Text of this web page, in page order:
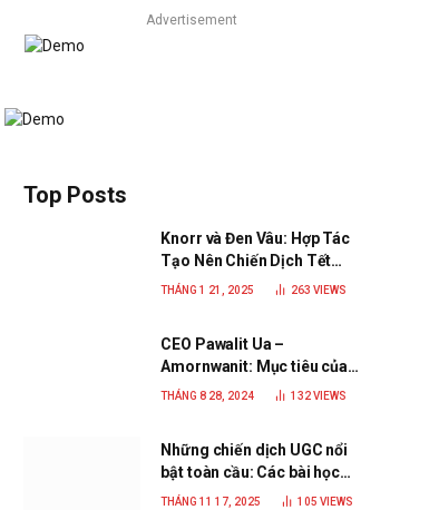
Advertisement
Top Posts
Knorr và Đen Vâu: Hợp Tác
Tạo Nên Chiến Dịch Tết
2025 Đầy Cảm Xúc “Vị Nhà”
THÁNG 1 21, 2025 263VIEWS
CEO Pawalit Ua –
Amornwanit: Mục tiêu của
C.P. Việt Nam là trở thành
THÁNG 8 28, 2024 132VIEWS
Những chiến dịch UGC nổi
bật toàn cầu: Các bài học
đắt giá cho thương hiệu
THÁNG 11 17, 2025 105VIEWS